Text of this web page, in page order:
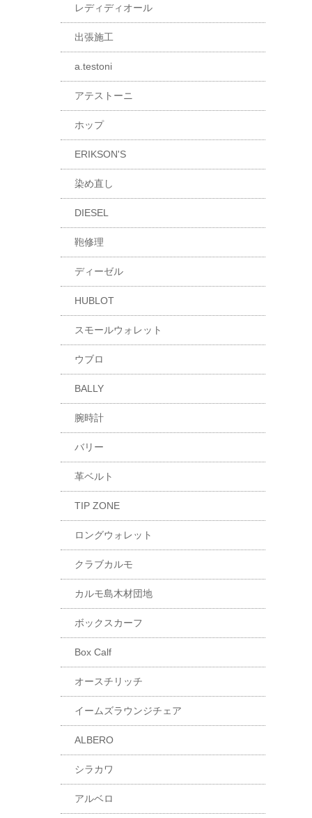
レディディオール
出張施工
a.testoni
アテストーニ
ホップ
ERIKSON'S
染め直し
DIESEL
鞄修理
ディーゼル
HUBLOT
スモールウォレット
ウブロ
BALLY
腕時計
バリー
革ベルト
TIP ZONE
ロングウォレット
クラブカルモ
カルモ島木材団地
ボックスカーフ
Box Calf
オースチリッチ
イームズラウンジチェア
ALBERO
シラカワ
アルベロ